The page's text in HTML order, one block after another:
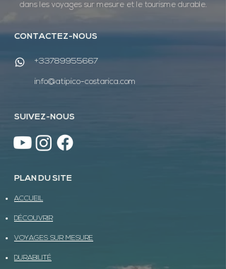
dans les voyages sur mesure et le tourisme durable.
CONTACTEZ-NOUS
+33789955667
info@atipico-costarica.com
SUIVEZ-NOUS
PLAN DU SITE
ACCUEIL
DÉCOUVRIR
VOYAGES SUR MESURE
DURABILITÉ